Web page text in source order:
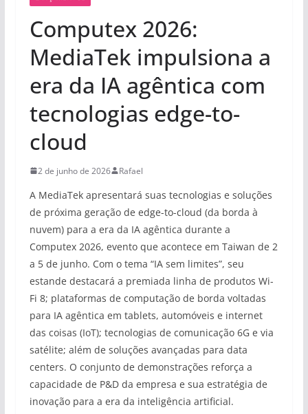
Computex 2026:
MediaTek impulsiona a
era da IA agêntica com
tecnologias edge-to-
cloud
2 de junho de 2026 Rafael
A MediaTek apresentará suas tecnologias e soluções
de próxima geração de edge-to-cloud (da borda à
nuvem) para a era da IA agêntica durante a
Computex 2026, evento que acontece em Taiwan de 2
a 5 de junho. Com o tema “IA sem limites”, seu
estande destacará a premiada linha de produtos Wi-
Fi 8; plataformas de computação de borda voltadas
para IA agêntica em tablets, automóveis e internet
das coisas (IoT); tecnologias de comunicação 6G e via
satélite; além de soluções avançadas para data
centers. O conjunto de demonstrações reforça a
capacidade de P&D da empresa e sua estratégia de
inovação para a era da inteligência artificial.